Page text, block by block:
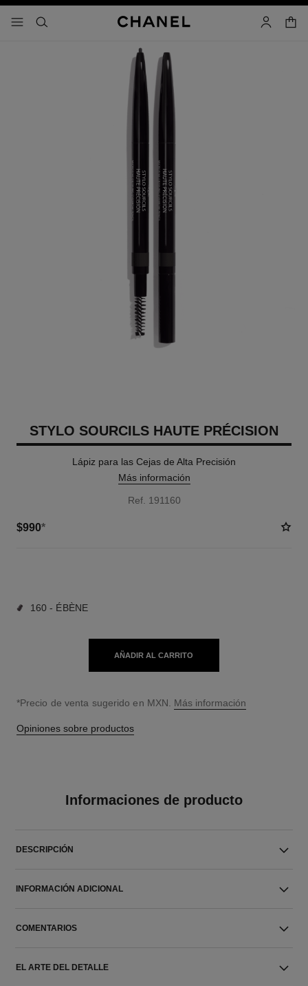
- navegación principal
buscar cuenta
carrito
STYLO SOURCILS HAUTE PRÉCISION
Lápiz para las Cejas de Alta Precisión
Más información
Ref. 191160
$990*
160 - ÉBÈNE
AÑADIR AL CARRITO
↩
*Precio de venta sugerido en MXN. Más información
Opiniones sobre productos
Informaciones de producto
DESCRIPCIÓN
INFORMACIÓN ADICIONAL
COMENTARIOS
EL ARTE DEL DETALLE